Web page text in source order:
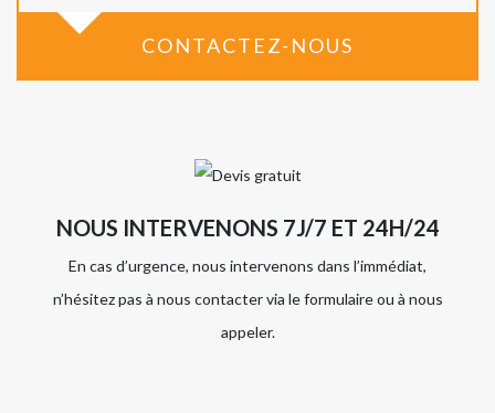
CONTACTEZ-NOUS
NOUS INTERVENONS 7J/7 ET 24H/24
En cas d’urgence, nous intervenons dans l’immédiat,
n’hésitez pas à nous contacter via le formulaire ou à nous
appeler.